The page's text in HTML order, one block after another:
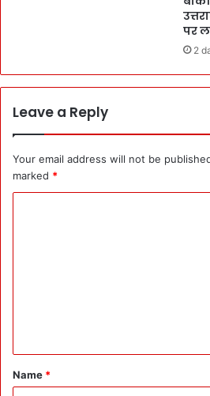
पर
2
Leave a Reply
Your email address will not be
marked *
*
Name *